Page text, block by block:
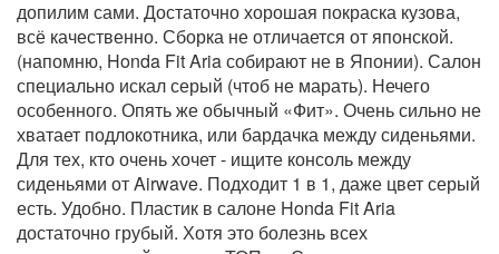
допилим сами. Достаточно хорошая покраска кузова,
всё качественно. Сборка не отличается от японской.
(напомню, Honda Fit Aria собирают не в Японии). Салон
специально искал серый (чтоб не марать). Нечего
особенного. Опять же обычный «Фит». Очень сильно не
хватает подлокотника, или бардачка между сиденьями.
Для тех, кто очень хочет - ищите консоль между
сиденьями от Airwave. Подходит 1 в 1, даже цвет серый
есть. Удобно. Пластик в салоне Honda Fit Aria
достаточно грубый. Хотя это болезнь всех